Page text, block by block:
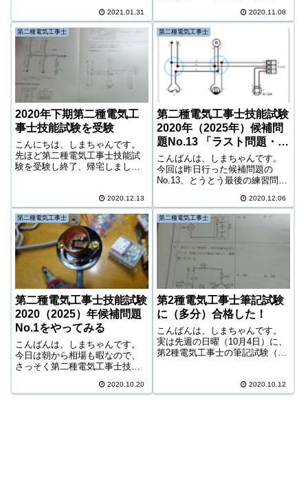
ー」のサイトでやっとのこと確
認すると。。、合格！とりあえ
ずホッとしました。いやぁ、実
は、ほとんど心配...
2021.01.31
す。今日は候補問題のNo.6。初
めて3路スイッチと露出型コンセ
ントが出現しました。この両方
でまたミスを犯してしまったの
で、その...
2020.11.08
第二種電気工事士
2020年下期第二種電気工
事士技能試験を受験
こんにちは、しまちゃんです。
先ほど第二種電気工事士技能試
験を受験し終了、帰宅しまし
心と言ったところ。帰宅後に再
度チェックをしてみましたが、
自分が作った作品を思い出して
も結線や接続等にミ...
2020.12.13
第二種電気工事士
第二種電気工事士技能試験
2020年（2025年）候補問
題No.13 「ラスト問題・自
動点滅器」の巻
こんばんは、しまちゃんです。
今回は昨日行った候補問題の
No.13、とうとう最後の練習問題
を見て行きたいと思います。本
来はもう少し本番に近い日にや
った方がいいのかもしれません
が、平日なかなかやる気が起き
ないため昨日...
2020.12.06
第二種電気工事士
第二種電気工事士技能試験
2020（2025）年候補問題
No.1をやってみる
こんばんは、しまちゃんです。
今日は朝から相場も暇なので、
さっそく第二種電気工事士技能
の練習をスタートすることにし
2020.10.20
第二種電気工事士
第2種電気工事士筆記試験
に（多分）合格した！
こんばんは、しまちゃんです。
実は先週の日曜（10月4日）に、
第2種電気工事士の筆記試験（下
けど、コロナで中止。下期の日
程に延期となっていた。ここま
2020.10.12